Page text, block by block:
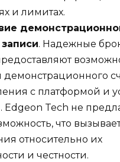
и лимитах.
. Надежные
демонстрационного
с платформой и
Edgeon Tech не
что
относительно их
и честности.